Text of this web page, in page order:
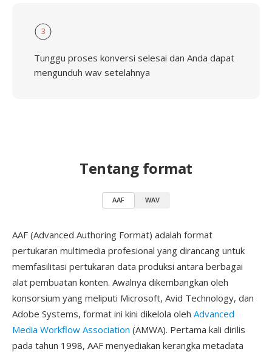
3
Tunggu proses konversi selesai dan Anda dapat
mengunduh wav setelahnya
Tentang format
AAF WAV
AAF (Advanced Authoring Format) adalah format
pertukaran multimedia profesional yang dirancang untuk
memfasilitasi pertukaran data produksi antara berbagai
alat pembuatan konten. Awalnya dikembangkan oleh
konsorsium yang meliputi Microsoft, Avid Technology, dan
Adobe Systems, format ini kini dikelola oleh Advanced
Media Workflow Association (AMWA). Pertama kali dirilis
pada tahun 1998, AAF menyediakan kerangka metadata